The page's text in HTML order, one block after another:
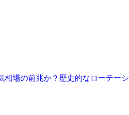
相場の前兆か？歴史的なローテーシ